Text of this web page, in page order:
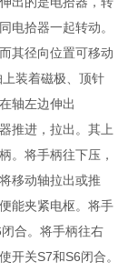
电拾器一起转动。
其径向位置可移动
装着磁极、顶针
轴左边伸出
推进，拉出。其上
。将手柄往下压，
移动轴拉出或推
能夹紧电枢。将手
合。将手柄往右
开关S7和S6闭合。